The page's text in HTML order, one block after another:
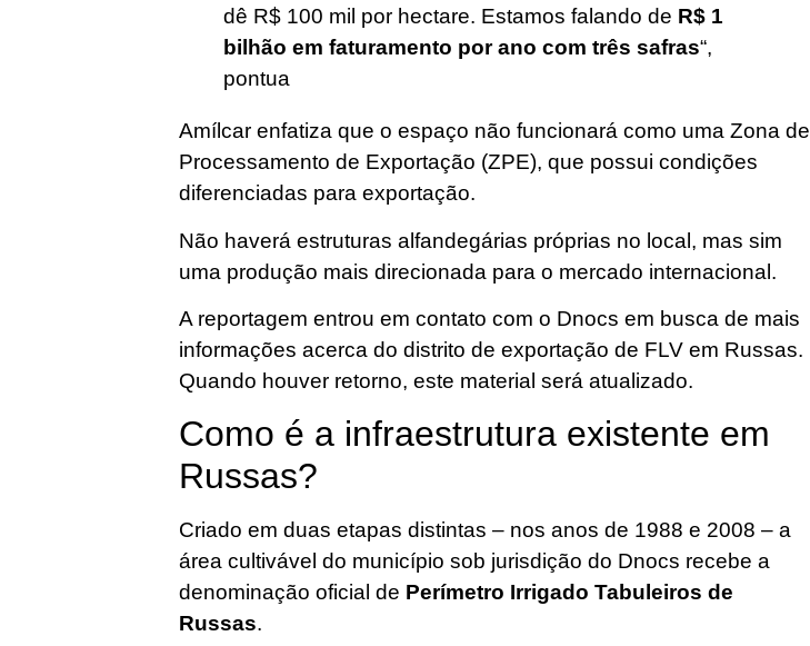
dê R$ 100 mil por hectare. Estamos falando de R$ 1
bilhão em faturamento por ano com três safras“,
pontua
Amílcar enfatiza que o espaço não funcionará como uma Zona de
Processamento de Exportação (ZPE), que possui condições
diferenciadas para exportação.
Não haverá estruturas alfandegárias próprias no local, mas sim
uma produção mais direcionada para o mercado internacional.
A reportagem entrou em contato com o Dnocs em busca de mais
informações acerca do distrito de exportação de FLV em Russas.
Quando houver retorno, este material será atualizado.
Como é a infraestrutura existente em
Russas?
Criado em duas etapas distintas – nos anos de 1988 e 2008 – a
área cultivável do município sob jurisdição do Dnocs recebe a
denominação oficial de Perímetro Irrigado Tabuleiros de
Russas.